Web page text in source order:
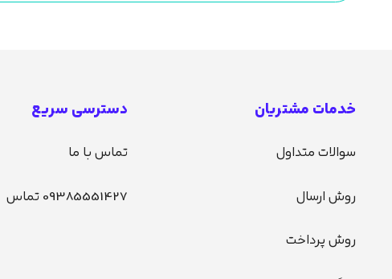
خدمات مشتریان
سوالات متداول
روش ارسال
روش پرداخت
دسترسی سریع
تماس با ما
09385551427 تماس